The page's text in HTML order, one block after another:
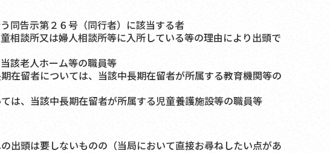
同告示第２６号（同行者）に該当する者
相談所又は婦人相談所等に入所している等の理由により出頭で
該老人ホーム等の職員等
在留者については、当該中長期在留者が所属する教育機関等の
は、当該中長期在留者が所属する児童養護施設等の職員等
出頭は要しないものの（当局において直接お尋ねしたい点があ